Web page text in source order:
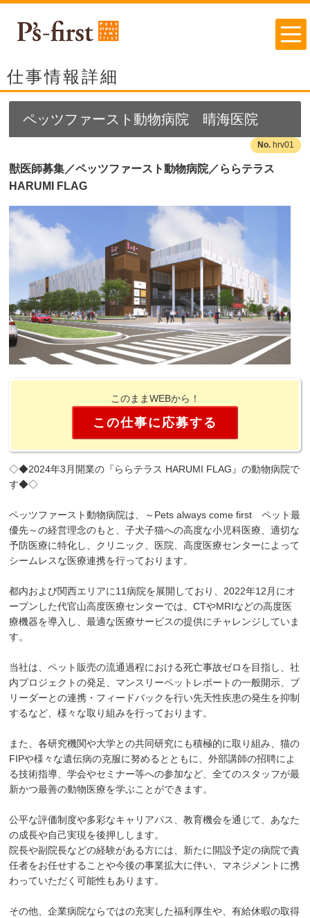
仕事情報詳細
ペッツファースト動物病院 晴海医院
hrv01
獣医師募集／ペッツファースト動物病院／ららテラス
HARUMI FLAG
このままWEBから！
この仕事に応募する
◇◆2024年3月開業の『ららテラス HARUMI FLAG』の動物病院で
す◆◇
ペッツファースト動物病院は、～Pets always come first ペット最
優先～の経営理念のもと、子犬子猫への高度な小児科医療、適切な
予防医療に特化し、クリニック、医院、高度医療センターによって
シームレスな医療連携を行っております。
都内および関西エリアに11病院を展開しており、2022年12月にオ
ープンした代官山高度医療センターでは、CTやMRIなどの高度医
療機器を導入し、最適な医療サービスの提供にチャレンジしていま
す。
当社は、ペット販売の流通過程における死亡事故ゼロを目指し、社
内プロジェクトの発足、マンスリーペットレポートの一般開示、ブ
リーダーとの連携・フィードバックを行い先天性疾患の発生を抑制
するなど、様々な取り組みを行っております。
また、各研究機関や大学との共同研究にも積極的に取り組み、猫の
FIPや様々な遺伝病の克服に努めるとともに、外部講師の招聘によ
る技術指導、学会やセミナー等への参加など、全てのスタッフが最
新かつ最善の動物医療を学ぶことができます。
公平な評価制度や多彩なキャリアパス、教育機会を通じて、あなた
の成長や自己実現を後押しします。
院長や副院長などの経験がある方には、新たに開設予定の病院で責
任者をお任せすることや今後の事業拡大に伴い、マネジメントに携
わっていただく可能性もあります。
その他、企業病院ならではの充実した福利厚生や、有給休暇の取得